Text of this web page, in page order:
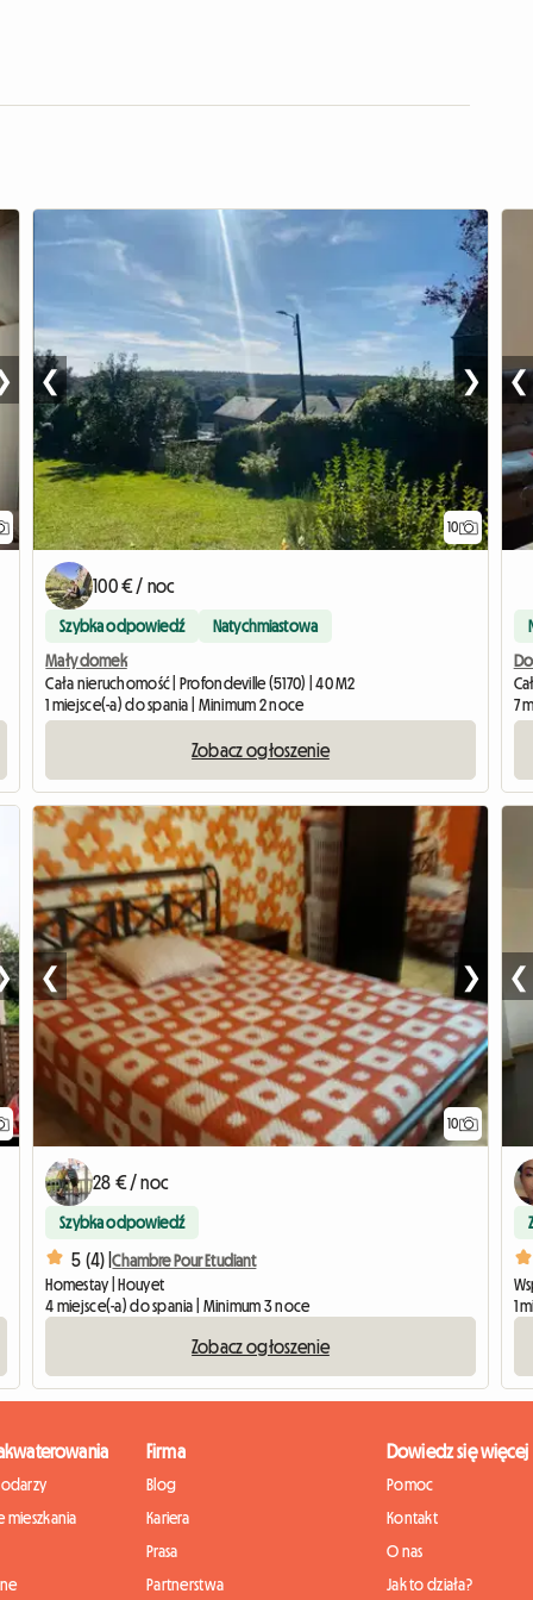
10
❮ ❯
100 € / noc
Szybka odpowiedź Natychmiastowa
Mały domek
Cała nieruchomość | Profondeville (5170) | 40 M2
1 miejsce(-a) do spania | Minimum 2 noce
Zobacz ogłoszenie
❮
7
10
❮ ❯
28 € / noc
Szybka odpowiedź
5 (4) |Chambre Pour Etudiant
Homestay | Houyet
4 miejsce(-a) do spania | Minimum 3 noce
Zobacz ogłoszenie
❮
1
mieszkania
Firma
Blog
Kariera
Prasa
Partnerstwa
Dowiedz się więcej
Pomoc
Kontakt
O nas
Jak to działa?